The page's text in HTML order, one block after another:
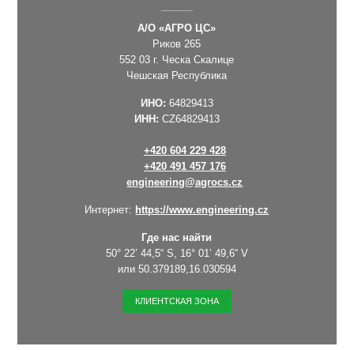
А/О «АГРО ЦС»
Риков 265
552 03 г. Ческа Скалицe
Чешская Республика
ИНО: 64829413
ИНН: CZ64829413
+420 604 229 428
+420 491 457 176
engineering@agrocs.cz
Интернет: https://www.engineering.cz
Где нас найти
50° 22’ 44,5“ S, 16° 01’ 49,6“ V
или 50.379189,16.030594
КЛИЕНТСКАЯ ЗОНА